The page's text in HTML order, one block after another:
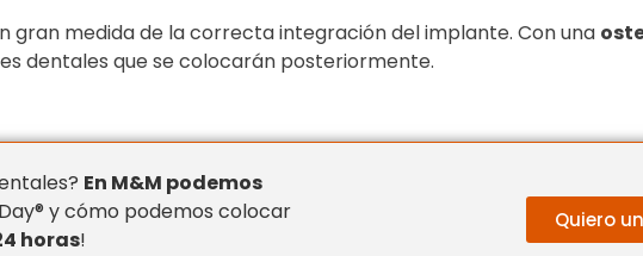
gran medida de la correcta integración del implante. Con una
dentales que se colocarán posteriormente.
En M&M podemos
y cómo podemos colocar
horas!
Quiero